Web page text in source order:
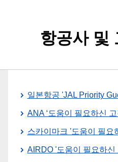
항공사 및
일본항공 'JAL Priority
ANA ‘도움이 필요하신
스카이마크 '도움이 필요
AIRDO '도움이 필요하신